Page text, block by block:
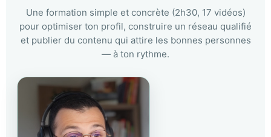
Une formation simple et concrète (2h30, 17 vidéos)
pour optimiser ton profil, construire un réseau qualifié
et publier du contenu qui attire les bonnes personnes
— à ton rythme.